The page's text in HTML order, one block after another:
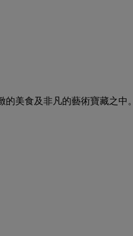
美食及非凡的藝術寶藏之中。